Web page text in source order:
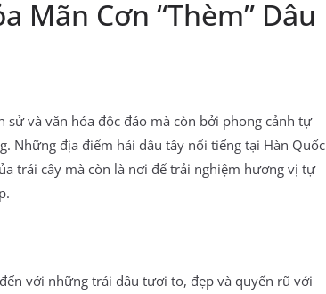
Mãn Cơn “Thèm” Dâu
sử và văn hóa độc đáo mà còn bởi phong cảnh tự
Những địa điểm hái dâu tây nổi tiếng tại Hàn Quốc
trái cây mà còn là nơi để trải nghiệm hương vị tự
với những trái dâu tươi to, đẹp và quyến rũ với